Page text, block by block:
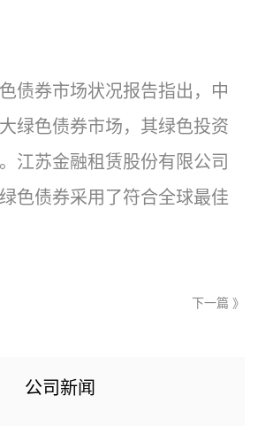
债券市场状况报告指出，中
绿色债券市场，其绿色投资
江苏金融租赁股份有限公司
色债券采用了符合全球最佳
下一篇 》
公司新闻